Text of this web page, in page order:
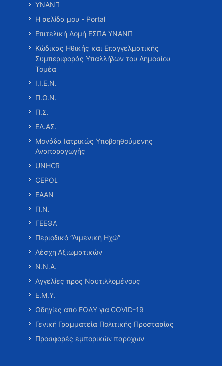
ΥΝΑΝΠ
Η σελίδα μου - Portal
Επιτελική Δομή ΕΣΠΑ ΥΝΑΝΠ
Κώδικας Ηθικής και Επαγγελματικής
Συμπεριφοράς Υπαλλήλων του Δημοσίου
Τομέα
Ι.Ι.Ε.Ν.
Π.Ο.Ν.
Π.Σ.
ΕΛ.ΑΣ.
Μονάδα Ιατρικώς Υποβοηθούμενης
Αναπαραγωγής
UNHCR
CEPOL
ΕΑΑΝ
Π.Ν.
ΓΕΕΘΑ
Περιοδικό “Λιμενική Ηχώ”
Λέσχη Αξιωματικών
Ν.Ν.Α.
Αγγελίες προς Ναυτιλλομένους
Ε.Μ.Υ.
Οδηγίες από ΕΟΔΥ για COVID-19
Γενική Γραμματεία Πολιτικής Προστασίας
Προσφορές εμπορικών παρόχων